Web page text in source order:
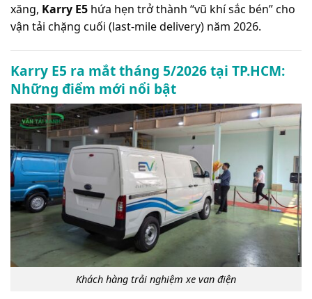
xăng, Karry E5 hứa hẹn trở thành “vũ khí sắc bén” cho
vận tải chặng cuối (last-mile delivery) năm 2026.
Karry E5 ra mắt tháng 5/2026 tại TP.HCM:
Những điểm mới nổi bật
Khách hàng trải nghiệm xe van điện